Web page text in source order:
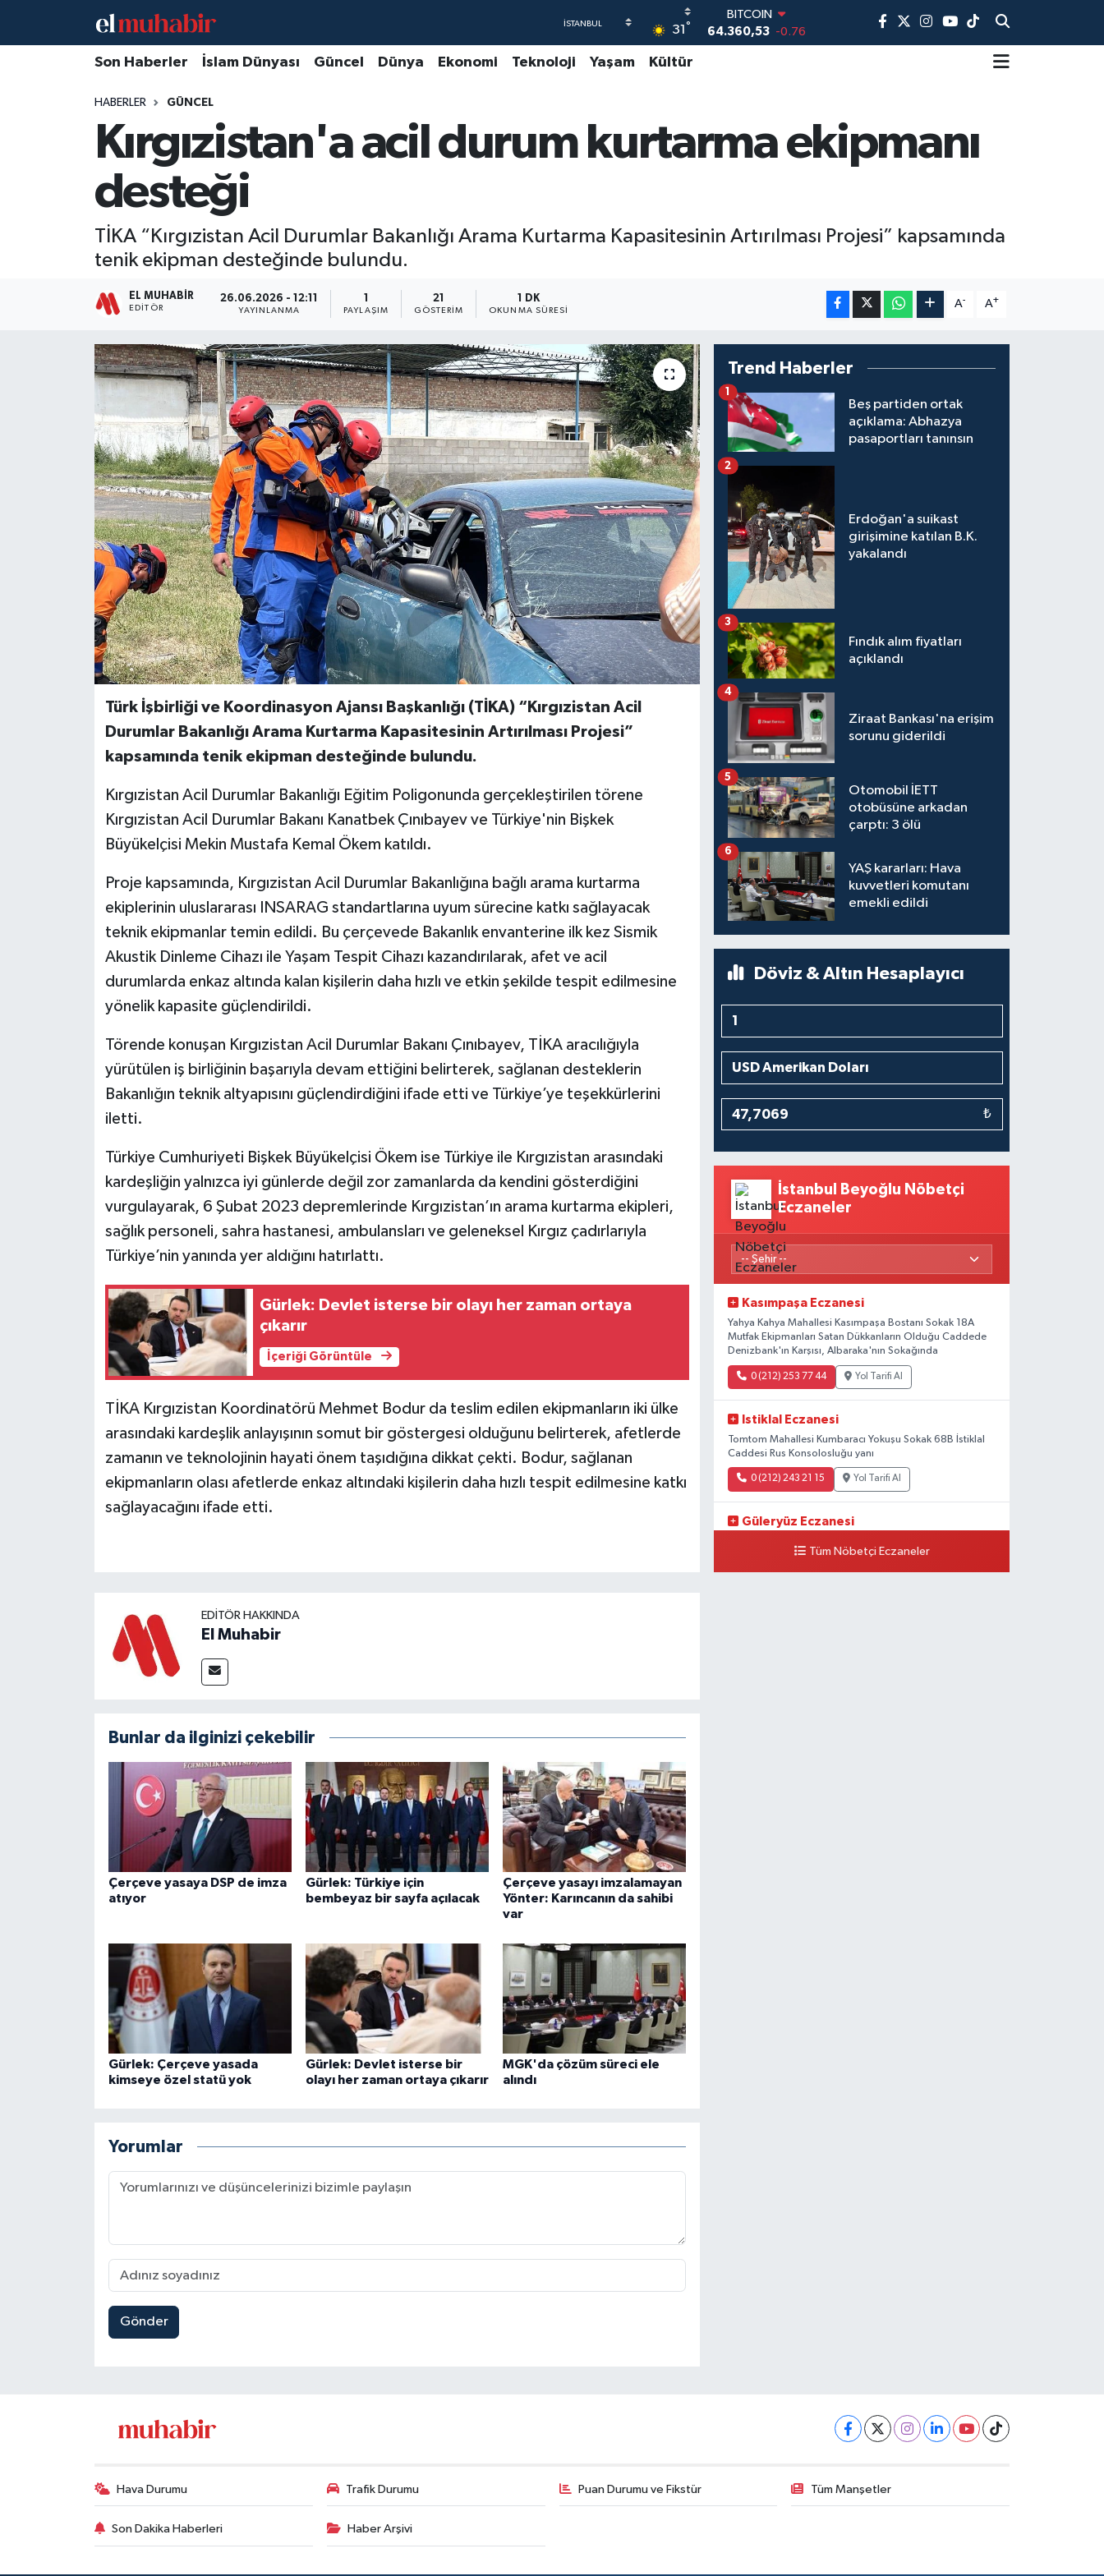
31 °
64.360,53
-0.76
DOLAR
GRAM ALTIN
6618.49
2.12
Son Haberler İslam Dünyası Güncel Dünya Ekonomi Teknoloji Yaşam Kültür
HABERLER GÜNCEL
Kırgızistan'a acil durum kurtarma ekipmanı
desteği
TİKA “Kırgızistan Acil Durumlar Bakanlığı Arama Kurtarma Kapasitesinin Artırılması Projesi” kapsamında
tenik ekipman desteğinde bulundu.
EL MUHABIR
EDITÖR
26.06.2026 - 12:11
YAYINLANMA
1
PAYLAŞIM
21
GÖSTERIM
1 DK
OKUNMA SÜRESI
A- A+
Türk İşbirliği ve Koordinasyon Ajansı Başkanlığı (TİKA) “Kırgızistan Acil
Durumlar Bakanlığı Arama Kurtarma Kapasitesinin Artırılması Projesi”
kapsamında tenik ekipman desteğinde bulundu.
Kırgızistan Acil Durumlar Bakanlığı Eğitim Poligonunda gerçekleştirilen törene
Kırgızistan Acil Durumlar Bakanı Kanatbek Çınıbayev ve Türkiye'nin Bişkek
Büyükelçisi Mekin Mustafa Kemal Ökem katıldı.
Proje kapsamında, Kırgızistan Acil Durumlar Bakanlığına bağlı arama kurtarma
ekiplerinin uluslararası INSARAG standartlarına uyum sürecine katkı sağlayacak
teknik ekipmanlar temin edildi. Bu çerçevede Bakanlık envanterine ilk kez Sismik
Akustik Dinleme Cihazı ile Yaşam Tespit Cihazı kazandırılarak, afet ve acil
durumlarda enkaz altında kalan kişilerin daha hızlı ve etkin şekilde tespit edilmesine
yönelik kapasite güçlendirildi.
Törende konuşan Kırgızistan Acil Durumlar Bakanı Çınıbayev, TİKA aracılığıyla
yürütülen iş birliğinin başarıyla devam ettiğini belirterek, sağlanan desteklerin
Bakanlığın teknik altyapısını güçlendirdiğini ifade etti ve Türkiye’ye teşekkürlerini
iletti.
Türkiye Cumhuriyeti Bişkek Büyükelçisi Ökem ise Türkiye ile Kırgızistan arasındaki
kardeşliğin yalnızca iyi günlerde değil zor zamanlarda da kendini gösterdiğini
vurgulayarak, 6 Şubat 2023 depremlerinde Kırgızistan’ın arama kurtarma ekipleri,
sağlık personeli, sahra hastanesi, ambulansları ve geleneksel Kırgız çadırlarıyla
Türkiye’nin yanında yer aldığını hatırlattı.
Gürlek: Devlet isterse bir olayı her zaman ortaya
çıkarır
İçeriği Görüntüle
TİKA Kırgızistan Koordinatörü Mehmet Bodur da teslim edilen ekipmanların iki ülke
arasındaki kardeşlik anlayışının somut bir göstergesi olduğunu belirterek, afetlerde
zamanın ve teknolojinin hayati önem taşıdığına dikkat çekti. Bodur, sağlanan
ekipmanların olası afetlerde enkaz altındaki kişilerin daha hızlı tespit edilmesine katkı
sağlayacağını ifade etti.
EDITÖR HAKKINDA
El Muhabir
Bunlar da ilginizi çekebilir
Çerçeve yasaya DSP de imza
atıyor
Gürlek: Türkiye için
bembeyaz bir sayfa açılacak
Çerçeve yasayı imzalamayan
Yönter: Karıncanın da sahibi
var
Gürlek: Çerçeve yasada
kimseye özel statü yok
Gürlek: Devlet isterse bir
olayı her zaman ortaya çıkarır
MGK'da çözüm süreci ele
alındı
Yorumlar
Gönder
Trend Haberler
Beş partiden ortak
açıklama: Abhazya
pasaportları tanınsın
1
Erdoğan'a suikast
girişimine katılan B.K.
yakalandı
2
Fındık alım fiyatları
açıklandı
3
Ziraat Bankası'na erişim
sorunu giderildi
4
Otomobil İETT
otobüsüne arkadan
çarptı: 3 ölü
5
YAŞ kararları: Hava
kuvvetleri komutanı
emekli edildi
6
Döviz & Altın Hesaplayıcı
₺
İstanbul Beyoğlu Nöbetçi
Eczaneler
Kasımpaşa Eczanesi
Yahya Kahya Mahallesi Kasımpaşa Bostanı Sokak 18A
Mutfak Ekipmanları Satan Dükkanların Olduğu Caddede
Denizbank'ın Karşısı, Albaraka'nın Sokağında
0 (212) 253 77 44 Yol Tarifi Al
Istiklal Eczanesi
Tomtom Mahallesi Kumbaracı Yokuşu Sokak 68B İstiklal
Caddesi Rus Konsolosluğu yanı
0 (212) 243 21 15 Yol Tarifi Al
Güleryüz Eczanesi
Arkası-kalaycıbahçe Meydana Doğru
Tüm Nöbetçi Eczaneler
Hava Durumu Trafik Durumu Puan Durumu ve Fikstür Tüm Manşetler
Son Dakika Haberleri Haber Arşivi
Hava Durumu
Trafik Durumu
Süper Lig Puan Durumu ve Fikstür
Tüm Manşetler
Son Dakika Haberleri